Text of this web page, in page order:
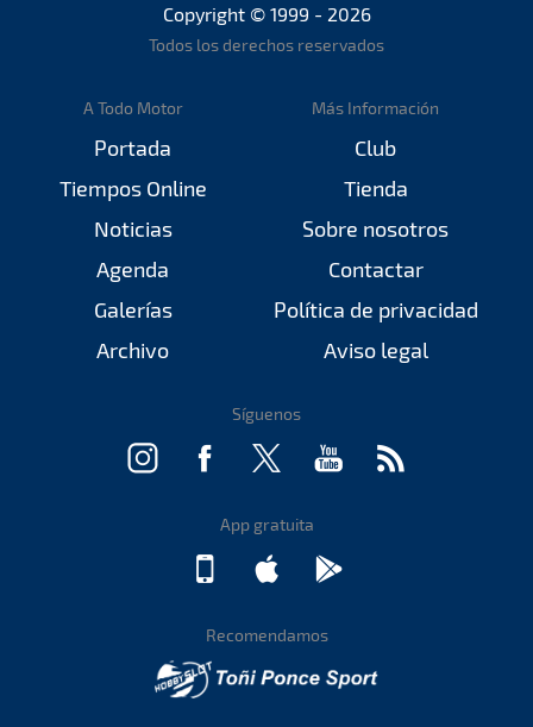
Copyright © 1999 - 2026
Todos los derechos reservados
A Todo Motor
Portada
Tiempos Online
Noticias
Agenda
Galerías
Archivo
Más Información
Club
Tienda
Sobre nosotros
Contactar
Política de privacidad
Aviso legal
Síguenos
App gratuita
Recomendamos